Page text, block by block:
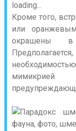
loading...
Кроме того,
или
окрашены